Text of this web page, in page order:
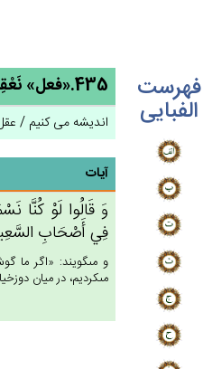
فهرست
الفبایی
435.«فعل» نَعْقِل‌ُ [1] ← عقل
اندیشه می کنیم /
آیات
وَ قَالُوا لَوْ كُنَّا
فِي‌ أَصْحَاب‌ِ السَّعِيرِ
و مى‏گويند: «اگر ما
مى‏كرديم، در ميان